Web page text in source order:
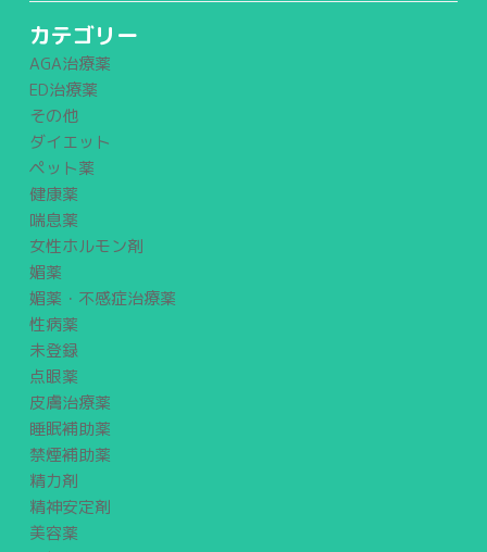
カテゴリー
AGA治療薬
ED治療薬
その他
ダイエット
ペット薬
健康薬
喘息薬
女性ホルモン剤
媚薬
媚薬・不感症治療薬
性病薬
未登録
点眼薬
皮膚治療薬
睡眠補助薬
禁煙補助薬
精力剤
精神安定剤
美容薬